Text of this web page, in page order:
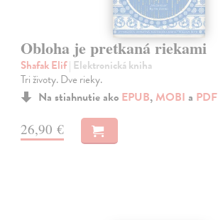
Obloha je pretkaná riekami
Shafak Elif| Elektronická kniha
Tri životy. Dve rieky.
Na stiahnutie ako EPUB, MOBI a PDF
26,90 €